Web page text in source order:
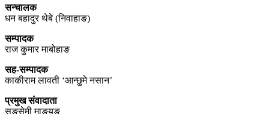
सन्चालक
धन बहादुर थेबे (निवाहाङ)
सम्पादक
राज कुमार माबोहाङ
सह-सम्पादक
काकीराम लावती ‘आन्छुमे नसान’
प्रमुख संवादाता
सङसेमी माङयुङ